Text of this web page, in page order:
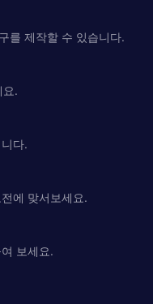
를 제작할 수 있습니다.
요.
다.
에 맞서보세요.
보세요.